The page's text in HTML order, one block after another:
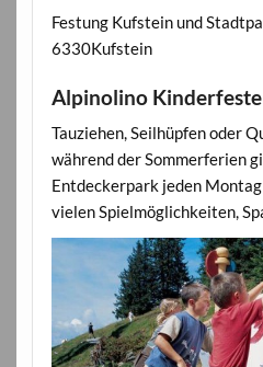
Festung Kufstein und
6330Kufstein
Alpinolino Kinderfeste
Tauziehen, Seilhüpfen oder
während der Sommerferien
Entdeckerpark jeden
vielen Spielmöglichkeiten,